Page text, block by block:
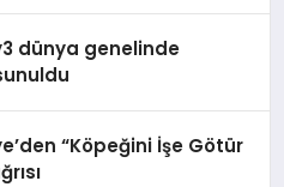
dünya genelinde
“Köpeğini İşe Götür